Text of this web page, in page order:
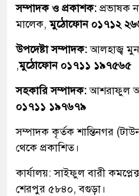
সম্পাদক ও প্রকাশক: প্রভাষক
মালেক,মুঠোফোন ০১৭১২
উপদেষ্টা সম্পাদক:আলহাজ্ব
,মুঠোফোন ০১৭১১ ১৯৭৫৬৫
সহকারি সম্পাদক:আশরাফুল
০১৭১১ ১৯৭৬৭৯
সম্পাদক কৃর্তক শান্তিনগর
থেকে প্রকাশিত।
কার্যালয়: সাইফুল বারী
শেরপুর ৫৮৪০, বগুড়া।